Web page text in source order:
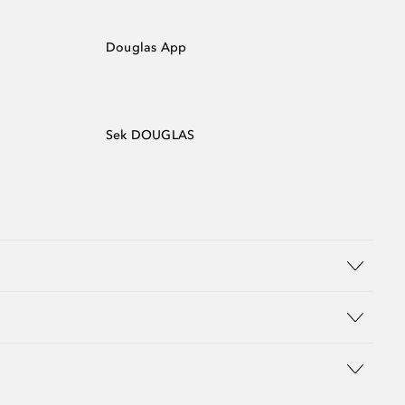
Douglas App
Sek DOUGLAS